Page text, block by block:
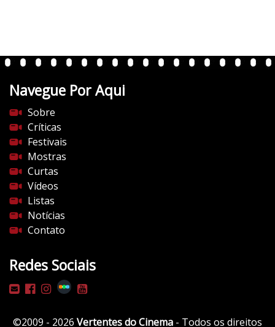
n
e
s
d
o
c
i
n
e
m
a
c
o
m
w
Navegue Por Aqui
Sobre
Críticas
Festivais
Mostras
Curtas
Vídeos
Listas
Notícias
Contato
Redes Sociais
©2009 - 2026 Vertentes do Cinema - Todos os direitos